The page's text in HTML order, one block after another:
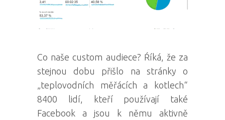
Co naše custom audiece? Ŕíká, že za
stejnou dobu přišlo na stránky o
„teplovodních měřácích a kotlech“
8400 lidí, kteří používají také
Facebook a jsou k němu aktivně